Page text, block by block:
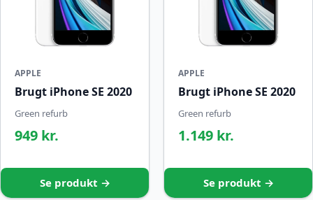
APPLE
Brugt iPhone SE 2020
Green refurb
949 kr.
Se produkt →
APPLE
Brugt iPhone SE 2020
Green refurb
1.149 kr.
Se produkt →